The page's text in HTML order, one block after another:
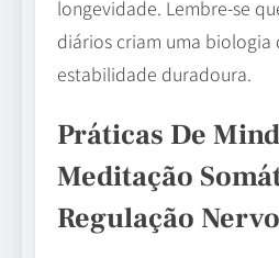
longevidade. Lembre-se
diários criam uma biologia
estabilidade duradoura.
Práticas De
Meditação
Regulação